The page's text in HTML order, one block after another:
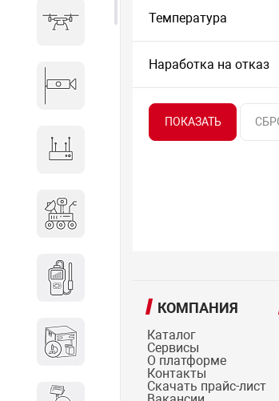
Видеонаблюдение
Атомно-эмиссионные
спектрометры
Температура
Наработка на отказ
КОМПАНИЯ
Каталог
Сервисы
О платформе
Контакты
Скачать прайс-лист